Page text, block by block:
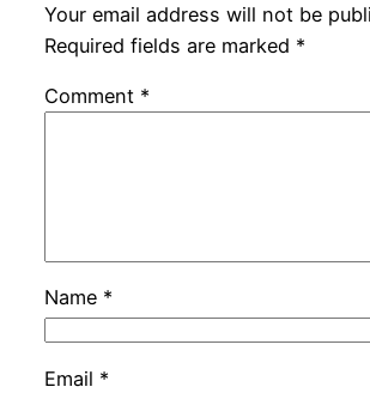
Your email address will not be
Required fields are marked *
Comment *
Name *
Email *